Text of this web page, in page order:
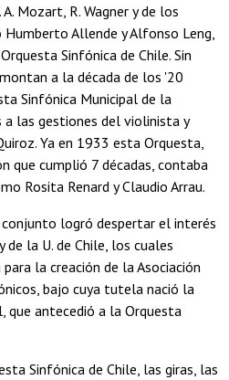
A. Mozart, R. Wagner y de los
Humberto Allende y Alfonso Leng,
Sinfónica de Chile. Sin
a la década de los '20
Sinfónica Municipal de la
a las gestiones del violinista y
Ya en 1933 esta Orquesta,
que cumplió 7 décadas, contaba
Rosita Renard y Claudio Arrau.
logró despertar el interés
la U. de Chile, los cuales
la creación de la Asociación
bajo cuya tutela nació la
que antecedió a la Orquesta
Sinfónica de Chile, las giras, las